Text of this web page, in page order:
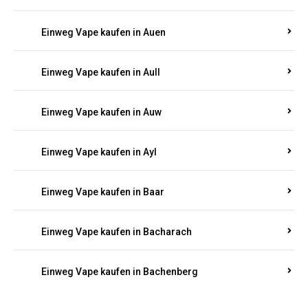
Einweg Vape kaufen in Auen
Einweg Vape kaufen in Aull
Einweg Vape kaufen in Auw
Einweg Vape kaufen in Ayl
Einweg Vape kaufen in Baar
Einweg Vape kaufen in Bacharach
Einweg Vape kaufen in Bachenberg